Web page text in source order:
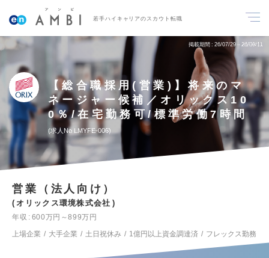
若手ハイキャリアのスカウト転職
掲載期間 26/07/29～26/08/11
【総合職採用(営業)】将来のマ
ネージャー候補／オリックス10
0％/在宅勤務可/標準労働7時間
求人No.LMYFE-006
営業（法人向け）
オリックス環境株式会社
年収
600万円～899万円
上場企業
大手企業 土日祝休み 1億円以上資金調達済 フレックス勤務